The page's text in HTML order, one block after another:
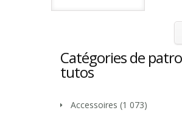
Catégories de
tutos
Accessoires (1 073)